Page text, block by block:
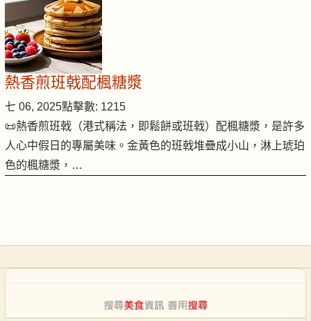
熱香煎班戟配楓糖漿
七 06, 2025點擊數: 1215
📜熱香煎班戟（港式稱法，即鬆餅或班戟）配楓糖漿，是許多
人心中假日的專屬美味。金黃色的班戟堆疊成小山，淋上琥珀
色的楓糖漿，…